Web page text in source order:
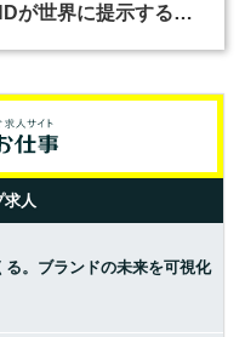
が世界に提示する美
求人
る。ブランドの未来を可視化